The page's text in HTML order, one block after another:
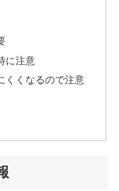
に注意
くくなるので注意